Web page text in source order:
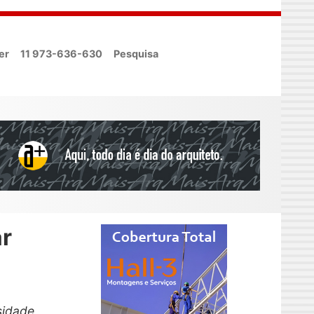
11 973-636-630 Pesquisa